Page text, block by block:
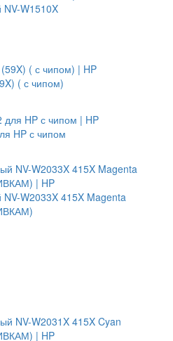
W1510X
( с чипом)
HP с чипом
W2033X 415X Magenta